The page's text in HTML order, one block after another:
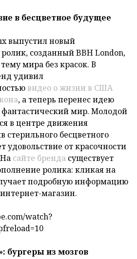
в бесцветное будущее
выпустил новый
созданный BBH London,
мира без красок. В
удивил
видео о жизни в США
, а теперь перенес идею
фантастический мир. Молодой
в центре движения
стерильного бесцветного
удовольствие от красочности
сайте бренда существует
ролика: кликая на
подробную информацию
магазин.
watch?
бургеры из мозгов